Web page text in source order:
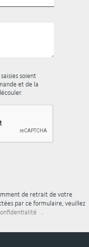
soient
et de la
de retrait de votre
par ce formulaire, veuillez
.